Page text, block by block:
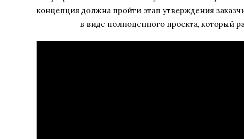
концепция должна пройти этап утверждения
в виде полноценного проекта, который